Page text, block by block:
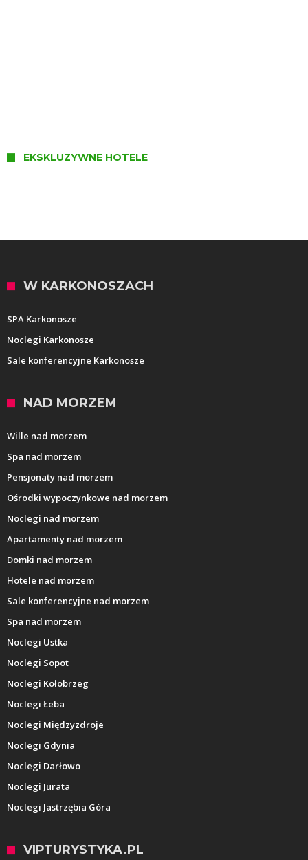
EKSKLUZYWNE HOTELE
W KARKONOSZACH
SPA Karkonosze
Noclegi Karkonosze
Sale konferencyjne Karkonosze
NAD MORZEM
Wille nad morzem
Spa nad morzem
Pensjonaty nad morzem
Ośrodki wypoczynkowe nad morzem
Noclegi nad morzem
Apartamenty nad morzem
Domki nad morzem
Hotele nad morzem
Sale konferencyjne nad morzem
Spa nad morzem
Noclegi Ustka
Noclegi Sopot
Noclegi Kołobrzeg
Noclegi Łeba
Noclegi Międzyzdroje
Noclegi Gdynia
Noclegi Darłowo
Noclegi Jurata
Noclegi Jastrzębia Góra
VIPTURYSTYKA.PL